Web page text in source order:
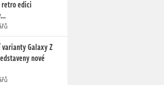
edici
Galaxy Z
nové